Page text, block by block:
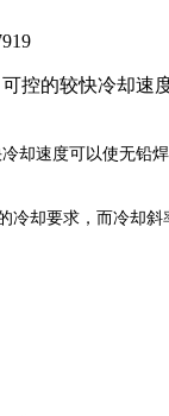
的较快冷却速
却速度可以使无铅
冷却要求，而冷却